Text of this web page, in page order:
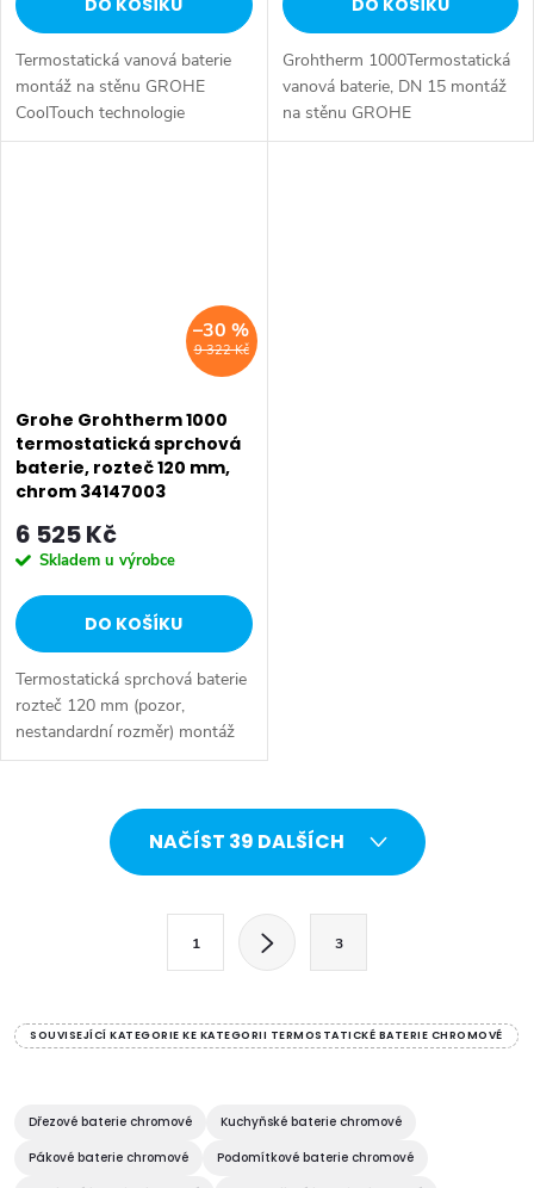
Termostatická vanová baterie
montáž na stěnu GROHE
CoolTouch technologie
zabraňující opaření GROHE
Grohtherm 1000Termostatická
vanová baterie, DN 15 montáž
na stěnu GROHE
CoolTouch technologie
9 322 Kč
–30 %
Grohe Grohtherm 1000
termostatická sprchová
baterie, rozteč 120 mm,
chrom 34147003
6 525 Kč
Skladem u výrobce
DO KOŠÍKU
Termostatická sprchová baterie
rozteč 120 mm (pozor,
nestandardní rozměr) montáž
na stěnu GROHE
zabraňující opaření GROHE...
d
c
NAČÍST 39 DALŠÍCH
á
o
v
1 3
SOUVISEJÍCÍ KATEGORIE KE KATEGORII TERMOSTATICKÉ BATERIE CHROMOVÉ
Dřezové baterie chromové
Kuchyňské baterie chromové
Pákové baterie chromové
Podomítkové baterie chromové